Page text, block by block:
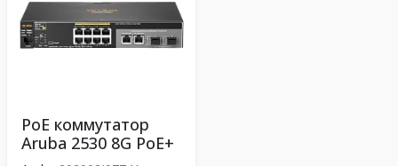
PoE коммутатор
Aruba 2530 8G PoE+